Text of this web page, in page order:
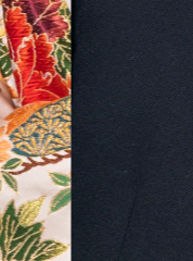
に入
最後
た！